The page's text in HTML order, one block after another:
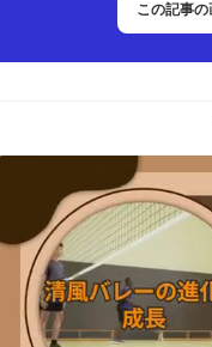
この記事の